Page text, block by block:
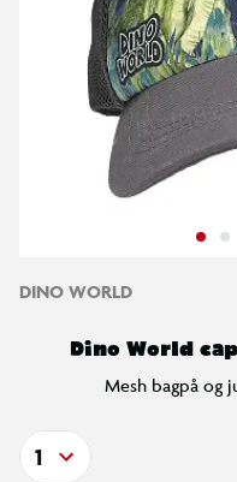
DINO WORLD
Dino World
Mesh bagpå og
1